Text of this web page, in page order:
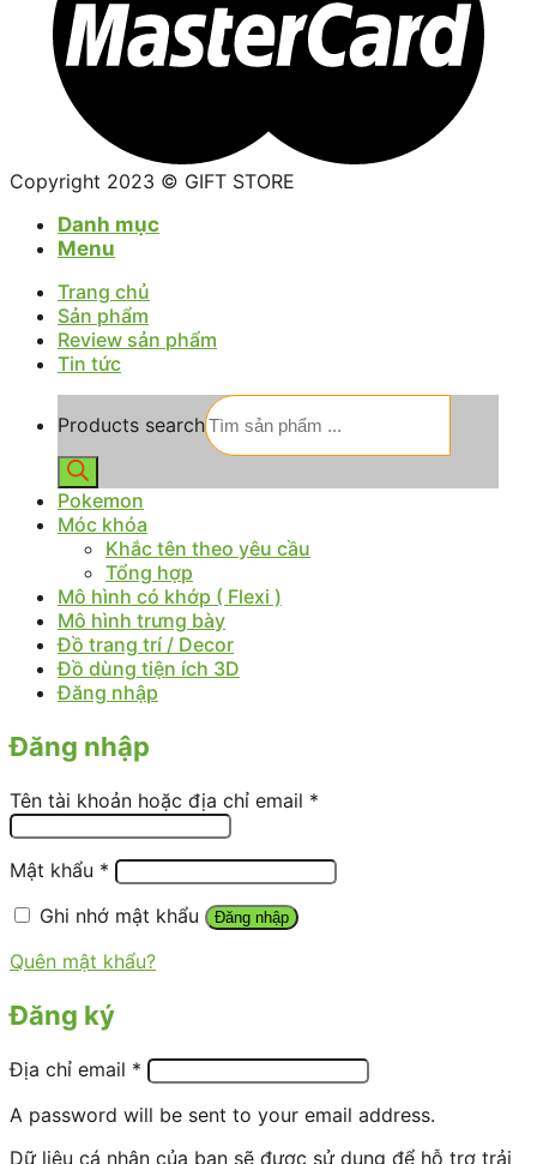
Copyright 2023 © GIFT STORE
Danh mục
Menu
Trang chủ
Sản phẩm
Review sản phẩm
Tin tức
Products search
Pokemon
Móc khóa
Khắc tên theo yêu cầu
Tổng hợp
Mô hình có khớp ( Flexi )
Mô hình trưng bày
Đồ trang trí / Decor
Đồ dùng tiện ích 3D
Đăng nhập
Đăng nhập
Tên tài khoản hoặc địa chỉ email *
Mật khẩu *
Ghi nhớ mật khẩu
Đăng nhập
Quên mật khẩu?
Đăng ký
Địa chỉ email *
A password will be sent to your email address.
Dữ liệu cá nhân của bạn sẽ được sử dụng để hỗ trợ trải